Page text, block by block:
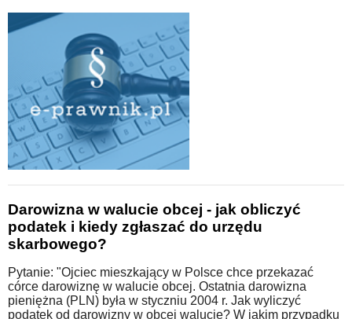
Darowizna w walucie obcej - jak obliczyć
podatek i kiedy zgłaszać do urzędu
skarbowego?
Pytanie: "Ojciec mieszkający w Polsce chce przekazać
córce darowiznę w walucie obcej. Ostatnia darowizna
pieniężna (PLN) była w styczniu 2004 r. Jak wyliczyć
podatek od darowizny w obcej walucie? W jakim przypadku